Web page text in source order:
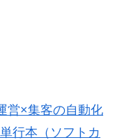
営×集客の自動化
行本（ソフトカ